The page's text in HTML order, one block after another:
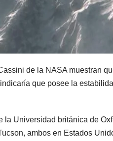
de la NASA muestran
que posee la
Universidad británica de
ambos en Estados